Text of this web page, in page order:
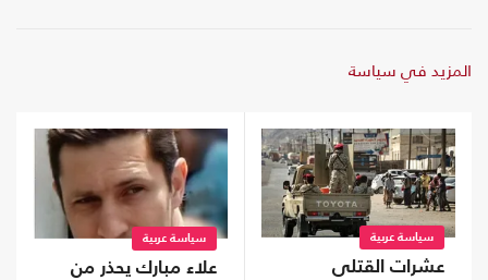
المزيد في سياسة
سياسة عربية
عشرات القتلى
سياسة عربية
علاء مبارك يحذر من